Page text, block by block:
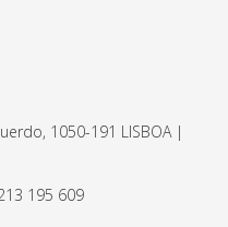
1050-191 LISBOA |
195 609